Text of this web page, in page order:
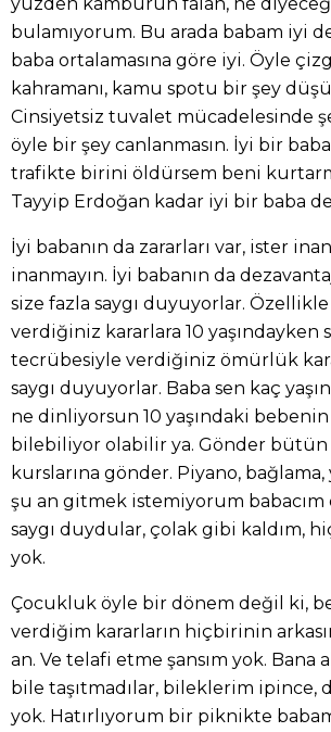
bulamıyorum. Bu arada babam iyi
baba ortalamasına göre iyi. Öyle
kahramanı, kamu spotu bir şey
Cinsiyetsiz tuvalet mücadelesinde
öyle bir şey canlanmasın. İyi bir
trafikte birini öldürsem beni
Tayyip Erdoğan kadar iyi bir baba
İyi babanın da zararları var, ister
inanmayın. İyi babanın da
size fazla saygı duyuyorlar.
verdiğiniz kararlara 10 yaşındayken
tecrübesiyle verdiğiniz ömürlük
saygı duyuyorlar. Baba sen kaç
ne dinliyorsun 10 yaşındaki
bilebiliyor olabilir ya. Gönder
kurslarına gönder. Piyano,
şu an gitmek istemiyorum
saygı duydular, çolak gibi kaldım,
yok.
Çocukluk öyle bir dönem değil ki,
verdiğim kararların hiçbirinin
an. Ve telafi etme şansım yok. Bana
bile taşıtmadılar, bileklerim ipince,
yok. Hatırlıyorum bir piknikte